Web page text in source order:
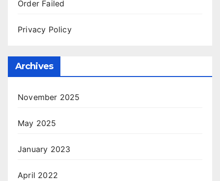
Order Failed
Privacy Policy
Archives
November 2025
May 2025
January 2023
April 2022